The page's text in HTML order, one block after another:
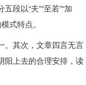
段以“夫”“至若”“加
式特点。
。其次，文章四言无言
阳上去的合理安排，读